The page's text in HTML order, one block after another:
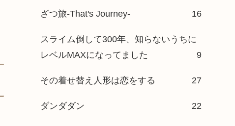
ざつ旅-That's Journey- 16
スライム倒して300年、知らないうちに
レベルMAXになってました
9
その着せ替え人形は恋をする 27
ダンダダン 22